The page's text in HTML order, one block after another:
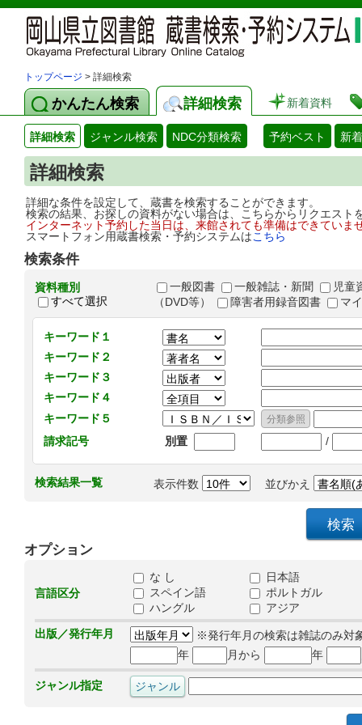
トップページ > 詳細検索
かんたん検索 詳細検索 新着資料
詳細検索 ジャンル検索 NDC分類検索 予約ベスト 新
詳細検索
詳細な条件を設定して、蔵書を検索することができます。
検索の結果、お探しの資料がない場合は、こちらからリクエス
インターネット予約した当日は、来館されても準備はできてい
スマートフォン用蔵書検索・予約システムはこちら
検索条件
資料種別
すべて選択
一般図書 一般雑誌・新聞
児童
（DVD等）
障害者用録音図書 マ
キーワード１
キーワード２
キーワード３
キーワード４
キーワード５
請求記号
別置 /
検索結果一覧 表示件数 並びかえ
オプション
言語区分
な し
日本語
スペイン語
ポルトガル
ハングル
アジア
出版／発行年月
※発行年月の検索は雑誌のみ対
年
月から 年
ジャンル指定